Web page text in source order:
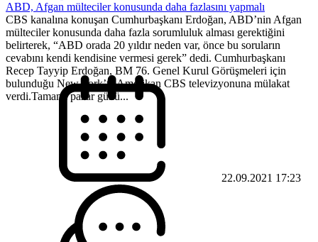
ABD, Afgan mülteciler konusunda daha fazlasını yapmalı
CBS kanalına konuşan Cumhurbaşkanı Erdoğan, ABD’nin Afgan
mülteciler konusunda daha fazla sorumluluk alması gerektiğini
belirterek, “ABD orada 20 yıldır neden var, önce bu soruların
cevabını kendi kendisine vermesi gerek” dedi. Cumhurbaşkanı
Recep Tayyip Erdoğan, BM 76. Genel Kurul Görüşmeleri için
bulunduğu New York’ta Amerikan CBS televizyonuna mülakat
verdi.Tamamı pazar günü...
22.09.2021 17:23